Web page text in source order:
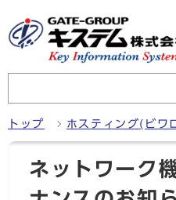
トップ ホスティング(ビワ
ネットワーク